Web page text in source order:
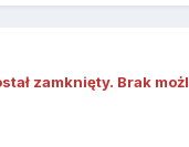
zamknięty. Brak